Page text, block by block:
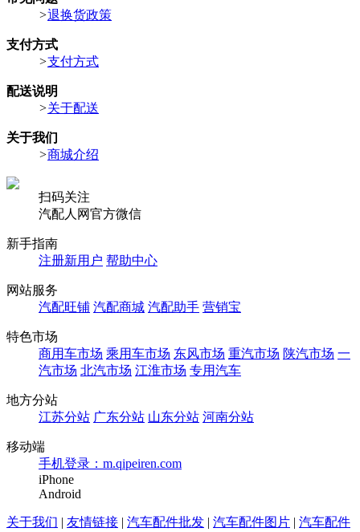
>退换货政策
支付方式
>支付方式
配送说明
>关于配送
关于我们
>商城介绍
扫码关注
汽配人网官方微信
新手指南
注册新用户 帮助中心
网站服务
汽配旺铺 汽配商城 汽配助手 营销宝
特色市场
商用车市场 乘用车市场 东风市场 重汽市场 陕汽市场 一
汽市场 北汽市场 江淮市场 专用汽车
地方分站
江苏分站 广东分站 山东分站 河南分站
移动端
手机登录：m.qipeiren.com
iPhone
Android
关于我们 | 友情链接 | 汽车配件批发 | 汽车配件图片 | 汽车配件